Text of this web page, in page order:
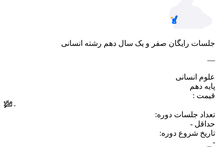
جلسات رایگان صفر و یک سال دهم رشته انسانی
—
⁧علوم انسانی⁩
⁧پایه دهم⁩
قیمت :
۰
تعداد جلسات دوره:
حداقل -
تاریخ شروع دوره:
-